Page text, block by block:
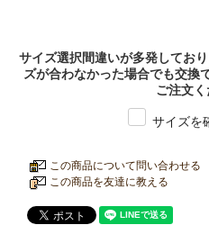
サイズ選択間違いが多発してお
ズが合わなかった場合でも交換
ご注文く
サイズを
この商品について問い合わせる
この商品を友達に教える